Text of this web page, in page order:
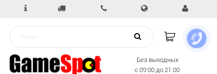
Без выходных
с 09:00 до 21:00